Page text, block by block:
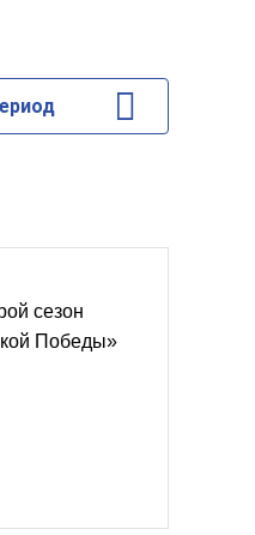
сезон
Победы»